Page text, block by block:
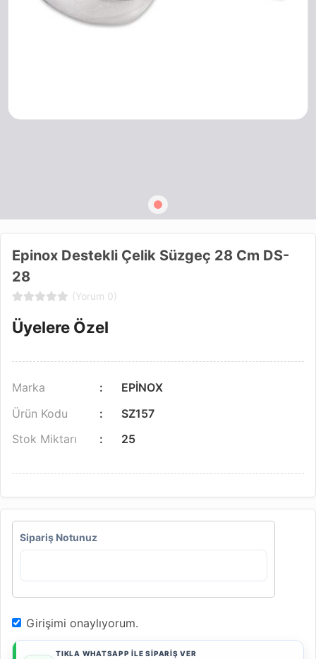
Epinox Destekli Çelik Süzgeç 28 Cm DS-
28
(Yorum 0)
Üyelere Özel
Marka
EPİNOX
Ürün Kodu
SZ157
Stok Miktarı
25
Sipariş Notunuz
Girişimi onaylıyorum.
TIKLA WHATSAPP İLE SİPARİŞ VER